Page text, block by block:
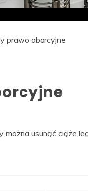
prawo aborcyjne
usunąć ciąże